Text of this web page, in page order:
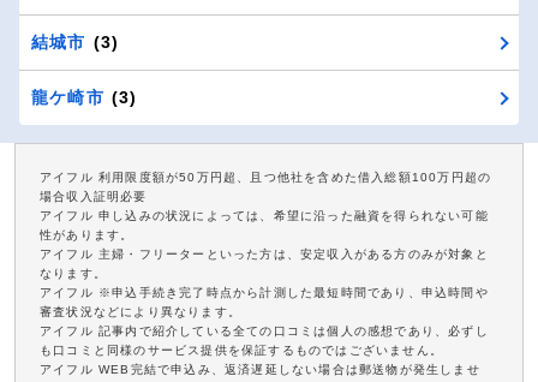
結城市 (3)
龍ケ崎市 (3)
アイフル 利用限度額が50万円超、且つ他社を含めた借入総額100万円超の
場合収入証明必要
アイフル 申し込みの状況によっては、希望に沿った融資を得られない可能
性があります。
アイフル 主婦・フリーターといった方は、安定収入がある方のみが対象と
なります。
アイフル ※申込手続き完了時点から計測した最短時間であり、申込時間や
審査状況などにより異なります。
アイフル 記事内で紹介している全ての口コミは個人の感想であり、必ずし
も口コミと同様のサービス提供を保証するものではございません。
アイフル WEB完結で申込み、返済遅延しない場合は郵送物が発生しませ